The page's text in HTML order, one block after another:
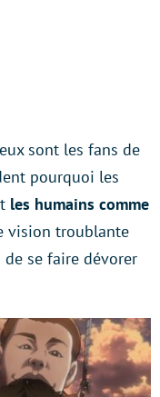
sont les fans de
pourquoi les
les humains comme
vision troublante
se faire dévorer